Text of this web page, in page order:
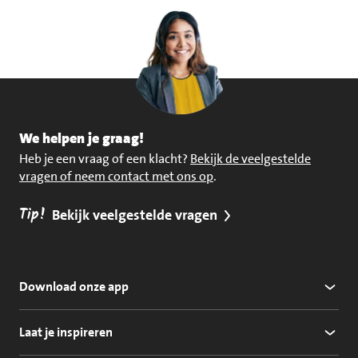
We helpen je graag!
Heb je een vraag of een klacht? Bekijk de veelgestelde
vragen of neem contact met ons op.
Tip! Bekijk veelgestelde vragen
Download onze app
Laat je inspireren